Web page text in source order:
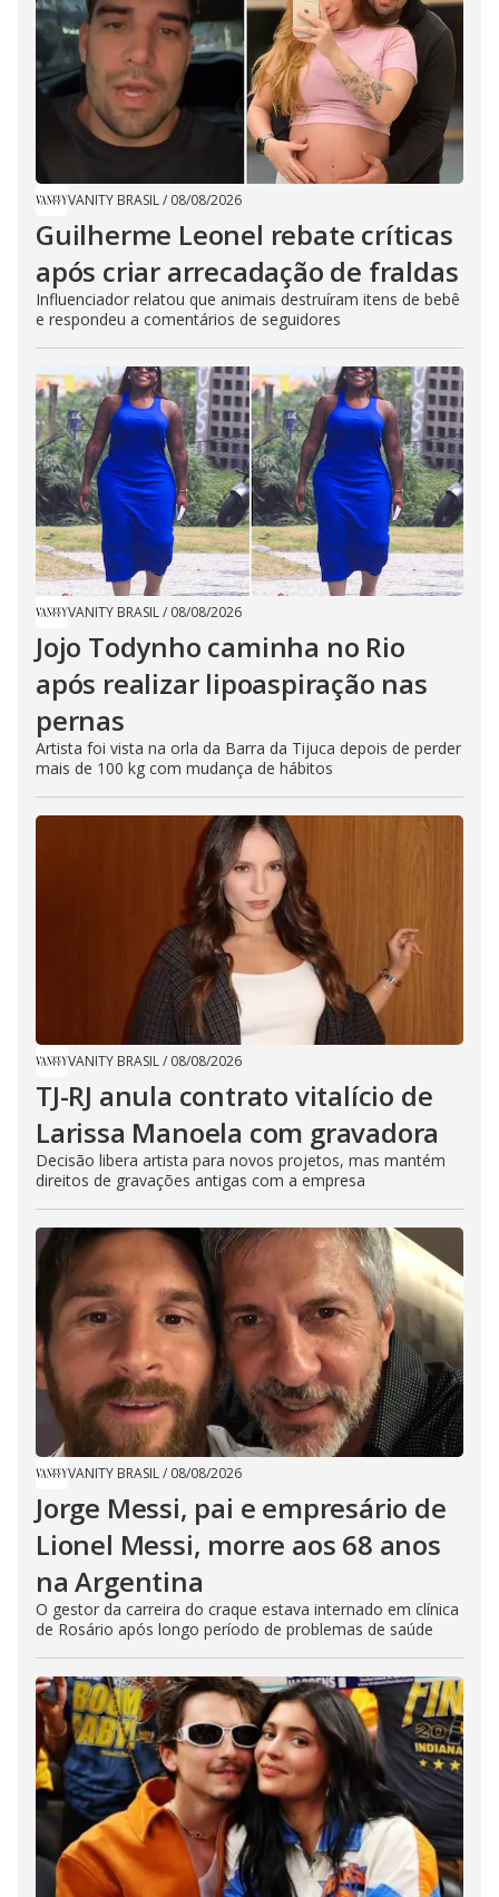
VANITY BRASIL/ 08/08/2026
Guilherme Leonel rebate críticas
após criar arrecadação de fraldas
Influenciador relatou que animais destruíram itens de bebê
e respondeu a comentários de seguidores
VANITY BRASIL/ 08/08/2026
Jojo Todynho caminha no Rio
após realizar lipoaspiração nas
pernas
Artista foi vista na orla da Barra da Tijuca depois de perder
mais de 100 kg com mudança de hábitos
VANITY BRASIL/ 08/08/2026
TJ-RJ anula contrato vitalício de
Larissa Manoela com gravadora
Decisão libera artista para novos projetos, mas mantém
direitos de gravações antigas com a empresa
VANITY BRASIL/ 08/08/2026
Jorge Messi, pai e empresário de
Lionel Messi, morre aos 68 anos
na Argentina
O gestor da carreira do craque estava internado em clínica
de Rosário após longo período de problemas de saúde